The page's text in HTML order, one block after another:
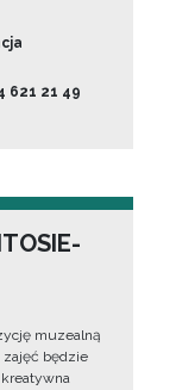
621 21 49
muzealną
zajęć będzie